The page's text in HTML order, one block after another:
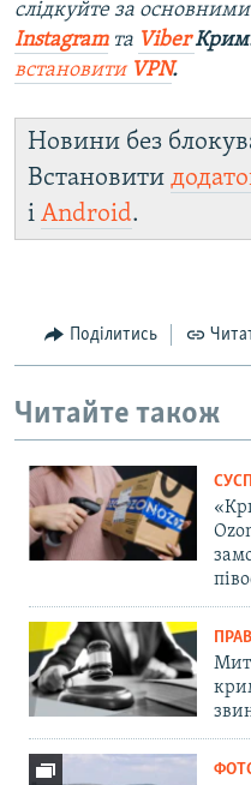
слідкуйте за
Instagramта Viber
встановити VPN.
Новини без
Встановити
і Android.
Поділитись
Читайте також